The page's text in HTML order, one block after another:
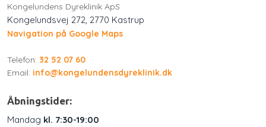
Kongelundens Dyreklinik ApS
Kongelundsvej 272, ​2770 Kastrup
Navigation på Google Maps
​Telefon: 32 52 07 60
Email: info@kongelundensdyreklinik.dk
Åbningstider:
​Mandag kl. 7:30-19:00